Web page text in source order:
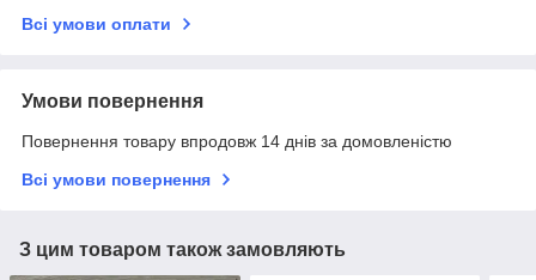
Всі умови оплати
Умови повернення
Повернення товару впродовж 14 днів за домовленістю
Всі умови повернення
З цим товаром також замовляють